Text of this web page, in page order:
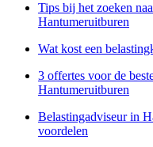
Tips bij het zoeken
Hantumeruitburen
Wat kost een
3 offertes voor de
Hantumeruitburen
Belastingadviseur in
voordelen